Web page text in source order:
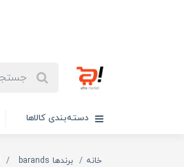
دسته‌بندی کالاها
خانه برندها barands